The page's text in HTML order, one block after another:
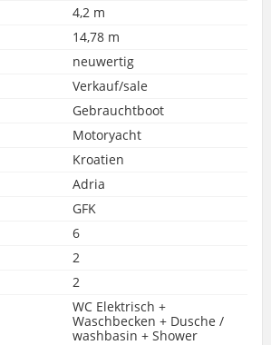
4,2 m
14,78 m
neuwertig
Verkauf/sale
Gebrauchtboot
Motoryacht
Kroatien
Adria
GFK
6
2
2
WC Elektrisch +
Waschbecken + Dusche /
washbasin + Shower